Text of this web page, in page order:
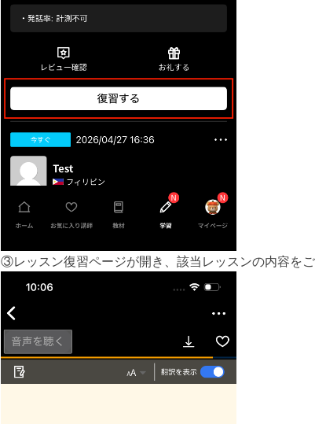
③レッスン復習ページが開き、該当レッスンの内容を